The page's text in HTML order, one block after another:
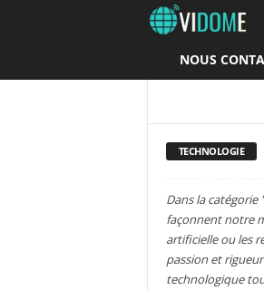
NOUS
TECHNOLOGIE
Dans la
façonnent notre
artificielle ou les
passion et
technologique